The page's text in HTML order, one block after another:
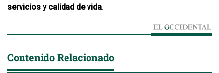
servicios y calidad de vida.
Contenido Relacionado